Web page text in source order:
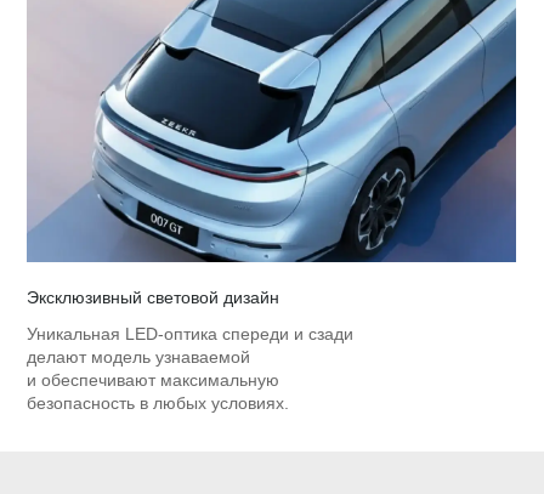
Эксклюзивный световой дизайн
Уникальная LED-оптика спереди и сзади
делают модель узнаваемой
и обеспечивают максимальную
безопасность в любых условиях.